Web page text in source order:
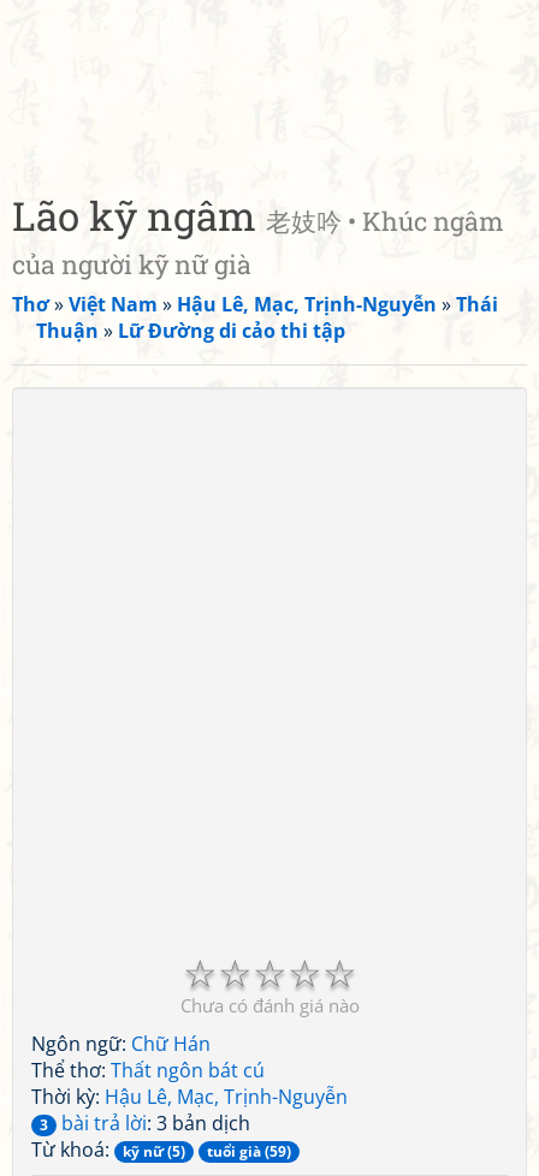
Lão kỹ ngâm 老妓吟 • Khúc ngâm
của người kỹ nữ già
Thơ»Việt Nam » Hậu Lê, Mạc, Trịnh-Nguyễn »Thái
Thuận » Lữ Đường di cảo thi tập
☆
☆
☆
☆
☆
Chưa có đánh giá nào
Ngôn ngữ: Chữ Hán
Thể thơ: Thất ngôn bát cú
Thời kỳ: Hậu Lê, Mạc, Trịnh-Nguyễn
3 bài trả lời: 3 bản dịch
Từ khoá:
kỹ nữ (5) tuổi già (59)